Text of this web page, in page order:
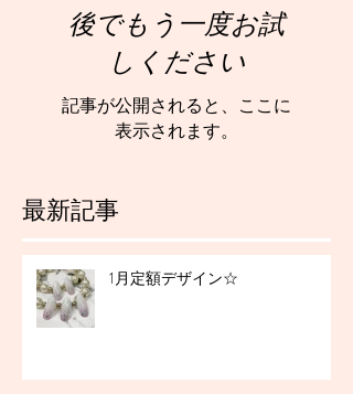
最新記事
後でもう一度お試
しください
記事が公開されると、ここに
表示されます。
1月定額デザイン☆